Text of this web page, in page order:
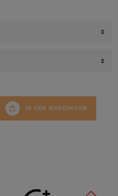
IN DEN WARENKORB